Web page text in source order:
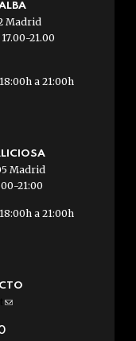
Madrid
21.00
a 21:00h
Madrid
21:00
a 21:00h
(link
e-